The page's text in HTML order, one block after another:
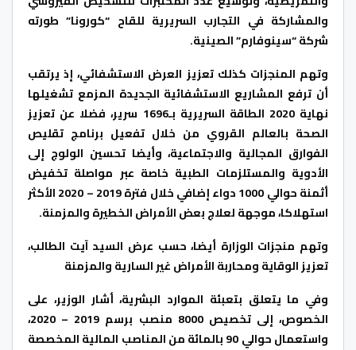
والمشاركة في التجارب السريرية للقاح “كورونا” طورته
شركة “سينوفارم” الصينية.
وتهم المنجزات كذلك تعزيز العرض الاستشفائي، إذ يرتقب
أن ترفع المشاريع الاستشفائية الجديدة المزمع تشغيلها
نهاية 2020 الطاقة السريرية بـ1696 سرير، فضلا عن تعزيز
الصحة بالعالم القروي من خلال تفعيل برنامج تقليص
الفوارق المجالية والاجتماعية، وأيضا تحسين الولوج إلى
الأدوية والمستلزمات الطبية خاصة عبر مواصلة تخفيض
أثمنة حوالي 1000 دواء إضافي خلال فترة 2019 – 2020 الأكثر
استهلاكا، موجهة لعلاج بعض الأمراض الخطيرة والمزمنة.
وتهم منجزات الوزارة أيضا، حسب عرض السيد آيت الطالب،
تعزيز الوقاية ومحاربة الأمراض غير السارية والمزمنة
وفي ما يتعلق بتعبئة الموارد البشرية، أشار الوزير، على
الخصوص، إلى تخصيص 8000 منصب برسم 2019 – 2020،
واستعمال حوالي 90 بالمائة من المناصب المالية المخصصة